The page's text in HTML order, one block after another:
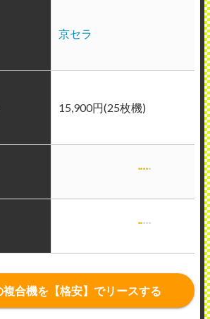
京セラ
15,900円(25枚機)
複合機を【格安】でリースする